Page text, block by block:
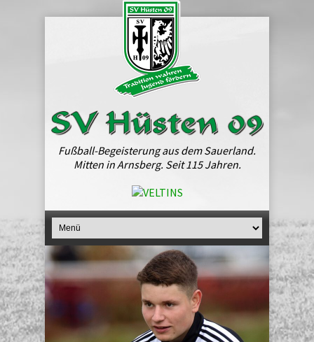
Fußball-Begeisterung aus dem Sauerland.
Mitten in Arnsberg. Seit 115 Jahren.